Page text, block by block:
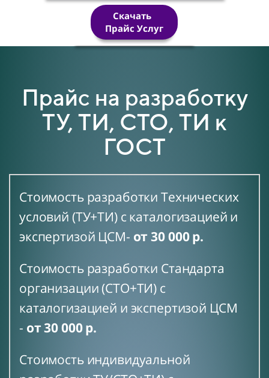
Скачать
Прайс Услуг
Прайс на разработку
ТУ, ТИ, СТО, ТИ к
ГОСТ
Стоимость разработки Технических
условий (ТУ+ТИ) с каталогизацией и
экспертизой ЦСМ- от30 000 р.
Стоимость разработки Стандарта
организации (СТО+ТИ) с
каталогизацией и экспертизой ЦСМ
- от 30 000 р.
Стоимость индивидуальной